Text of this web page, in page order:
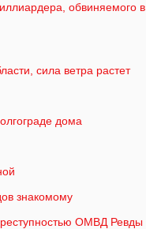
обвиняемого в
сила ветра растет
дома
знакомому
ОМВД Ревды